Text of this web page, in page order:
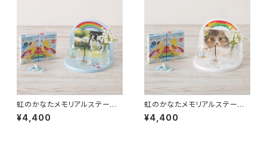
虹のかなたメモリアルステージ
セット 空色
¥4,400
虹のかなたメモリアルステージ
セット 雲色
¥4,400